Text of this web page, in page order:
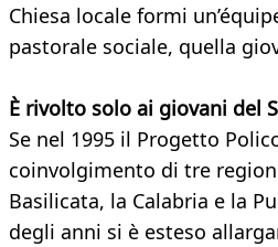
Chiesa locale formi
pastorale sociale, quella
È rivolto solo ai giovani del
Se nel 1995 il Progetto
coinvolgimento di tre
Basilicata, la Calabria e la
degli anni si è esteso